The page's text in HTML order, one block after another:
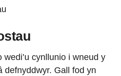
cynllunio i wneud y
defnyddwyr. Gall fod yn